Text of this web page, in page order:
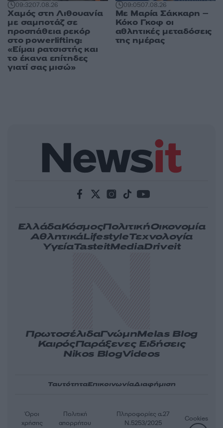
09:3207.08.26
Χαμός στη Λιθουανία
με σαμποτάζ σε
προσπάθεια ρεκόρ
στο powerlifting:
«Είμαι ρατσιστής και
το έκανα επίτηδες
γιατί σας μισώ»
09:0507.08.26
Με Μαρία Σάκκαρη –
Κόκο Γκοφ οι
αθλητικές μεταδόσεις
της ημέρας
ΕλλάδαΚόσμοςΠολιτικήΟικονομία
ΑθλητικάLifestyleΤεχνολογία
ΥγείαTasteitMediaDriveit
ΠρωτοσέλιδαΓνώμηMelas Blog
ΚαιρόςΠαράξενες Ειδήσεις
Nikos BlogVideos
ΤαυτότηταΕπικοινωνίαΔιαφήμιση
Όροι
χρήσης
Πολιτική
απορρήτου
Πληροφορίες α.27
Ν.5253/2025
Cookies